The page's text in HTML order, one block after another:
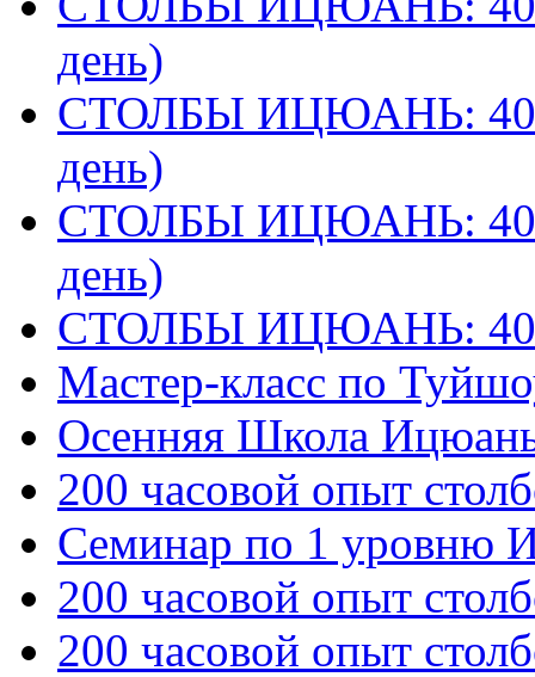
день)
СТОЛБЫ ИЦЮАНЬ:
день)
СТОЛБЫ ИЦЮАНЬ:
день)
СТОЛБЫ ИЦЮАНЬ:
Мастер-класс по
Осенняя Школа
200 часовой опыт
Семинар по 1 уровню
200 часовой опыт
200 часовой опыт